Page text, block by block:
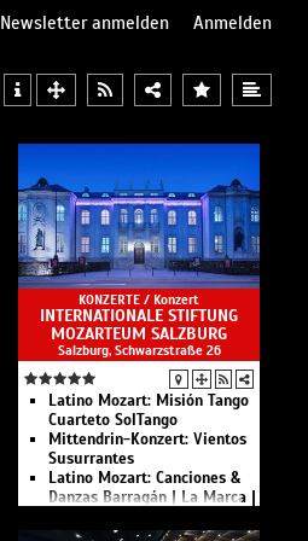
Newsletter anmelden
Anmelden
KONZERTE / Konzert
INTERNATIONALE STIFTUNG
MOZARTEUM SALZBURG
Salzburg, Schwarzstraße 26
Latino Mozart: Misión Tango
Cuarteto SolTango
Mittendrin-Konzert: Vientos
Susurrantes
Latino Mozart: Canciones &
Danzas Barragán | La Marca |
Meisterkonzert: Christiane